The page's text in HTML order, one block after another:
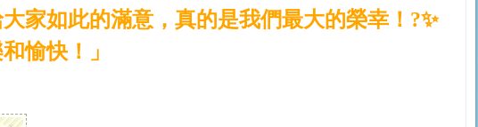
家如此的滿意，真的是我們最大的榮幸！?✨
愉快！」